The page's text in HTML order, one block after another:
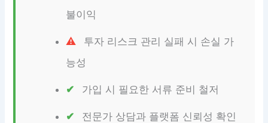
불이익
투자 리스크 관리 실패 시 손실 가
능성
가입 시 필요한 서류 준비 철저
전문가 상담과 플랫폼 신뢰성 확인